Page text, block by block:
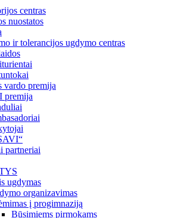
centras
nuostatos
ir tolerancijos ugdymo centras
vardo premija
partneriai
ugdymas
organizavimas
į progimnaziją
Būsimiems pirmokams